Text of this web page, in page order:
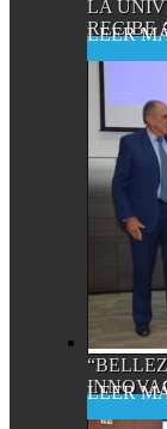
LA
RECIBE
ALTA